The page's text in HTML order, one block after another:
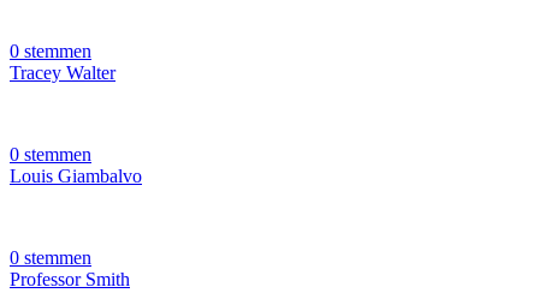
0 stemmen
Tracey Walter
0 stemmen
Louis Giambalvo
0 stemmen
Professor Smith